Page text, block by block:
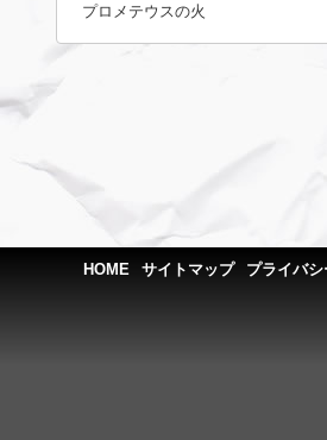
プロメテウスの火
HOME サイトマップ プライバ